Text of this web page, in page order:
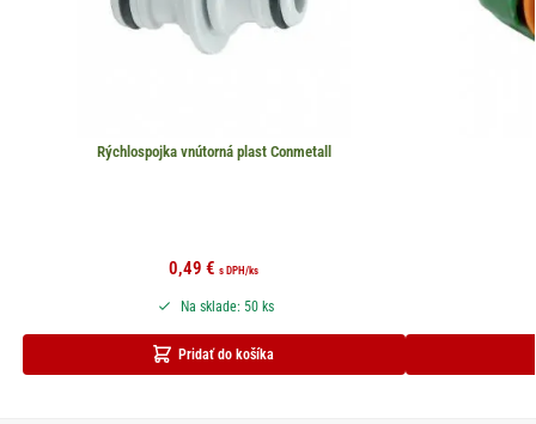
Rýchlospojka vnútorná plast Conmetall
0,49€ s DPH/ks
Pridať do košíka
Na sklade: 50 ks